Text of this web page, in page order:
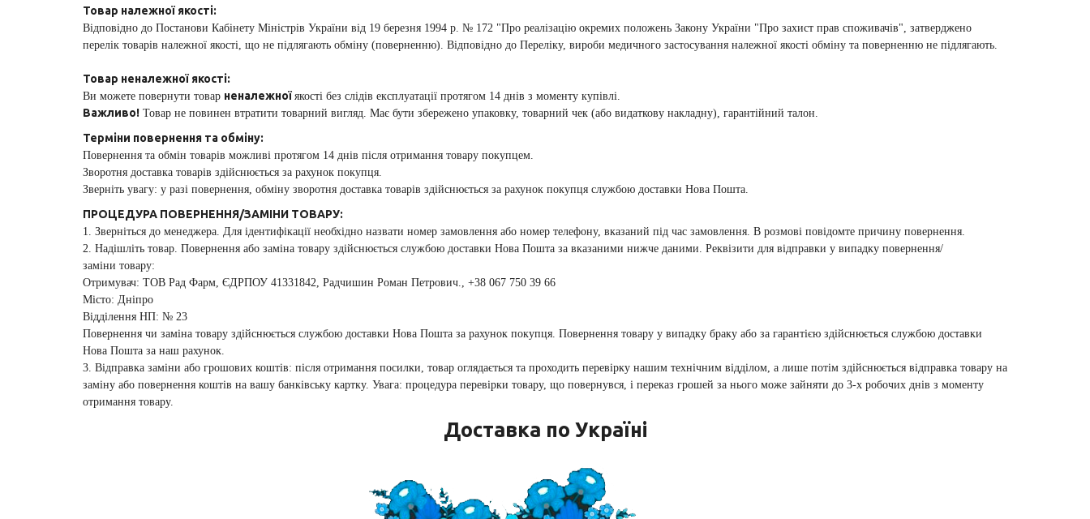
Товар належної якості:
Відповідно до Постанови Кабінету Міністрів України від 19 березня 1994 р. № 172 "Про реалізацію окремих положень Закону України "Про захист прав споживачів", затверджено
перелік товарів належної якості, що не підлягають обміну (поверненню). Відповідно до Переліку, вироби медичного застосування належної якості обміну та поверненню не підлягають.
Товар неналежної якості:
Ви можете повернути товар неналежної якості без слідів експлуатації протягом 14 днів з моменту купівлі.
Важливо! Товар не повинен втратити товарний вигляд. Має бути збережено упаковку, товарний чек (або видаткову накладну), гарантійний талон.
Терміни повернення та обміну:
Повернення та обмін товарів можливі протягом 14 днів після отримання товару покупцем.
Зворотня доставка товарів здійснюється за рахунок покупця.
Зверніть увагу: у разі повернення, обміну зворотня доставка товарів здійснюється за рахунок покупця службою доставки Нова Пошта.
ПРОЦЕДУРА ПОВЕРНЕННЯ/ЗАМІНИ ТОВАРУ:
1. Зверніться до менеджера. Для ідентифікації необхідно назвати номер замовлення або номер телефону, вказаний під час замовлення. В розмові повідомте причину повернення.
2. Надішліть товар. Повернення або заміна товару здійснюється службою доставки Нова Пошта за вказаними нижче даними. Реквізити для відправки у випадку повернення/
заміни товару:
Отримувач: ТОВ Рад Фарм, ЄДРПОУ 41331842, Радчишин Роман Петрович., +38 067 750 39 66
Місто: Дніпро
Відділення НП: № 23
Повернення чи заміна товару здійснюється службою доставки Нова Пошта за рахунок покупця. Повернення товару у випадку браку або за гарантією здійснюється службою доставки
Нова Пошта за наш рахунок.
3. Відправка заміни або грошових коштів: після отримання посилки, товар оглядається та проходить перевірку нашим технічним відділом, а лише потім здійснюється відправка товару на
заміну або повернення коштів на вашу банківську картку. Увага: процедура перевірки товару, що повернувся, і переказ грошей за нього може зайняти до 3-х робочих днів з моменту
отримання товару.
Доставка по Україні